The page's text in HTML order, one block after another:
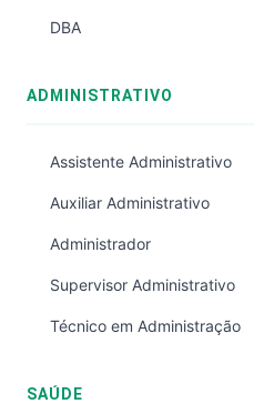
DBA
ADMINISTRATIVO
Assistente Administrativo
Auxiliar Administrativo
Administrador
Supervisor Administrativo
Técnico em Administração
SAÚDE